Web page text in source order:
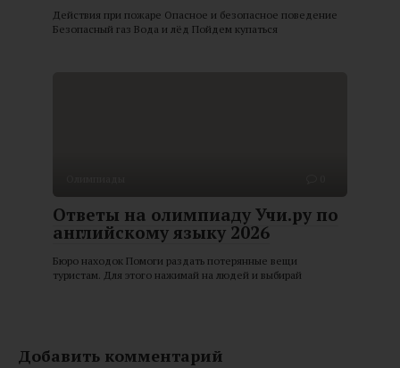
Действия при пожаре Опасное и безопасное поведение
Безопасный газ Вода и лёд Пойдем купаться
Ответы на олимпиаду Учи.ру по
английскому языку 2026
Бюро находок Помоги раздать потерянные вещи
туристам. Для этого нажимай на людей и выбирай
Добавить комментарий